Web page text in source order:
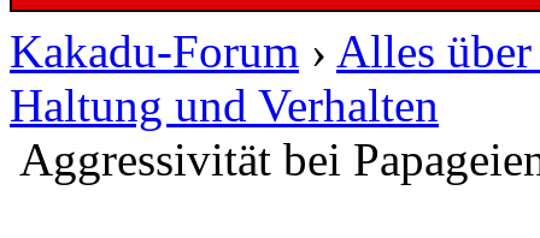
Kakadu-Forum › Alles
Haltung und Verhalten
Aggressivität bei